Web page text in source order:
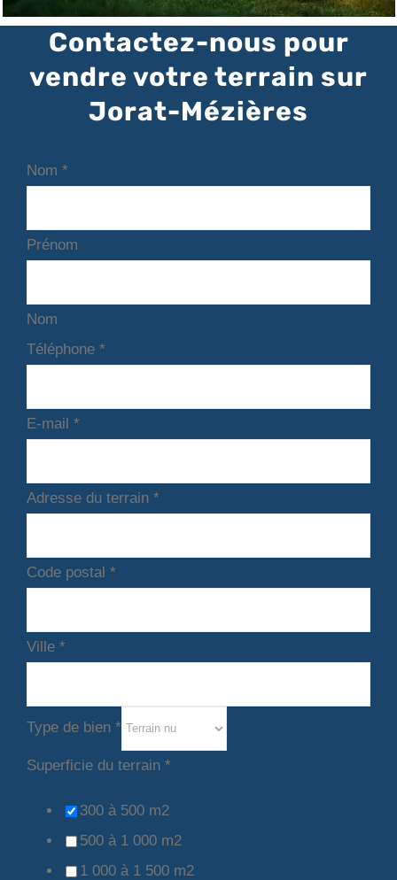
Contactez-nous pour
vendre votre terrain sur
Jorat-Mézières
Nom *
Prénom
Nom
Téléphone *
E-mail *
Adresse du terrain *
Code postal *
Ville *
Type de bien *
Superficie du terrain *
300 à 500 m2
500 à 1 000 m2
1 000 à 1 500 m2